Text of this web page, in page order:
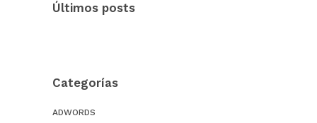
Últimos posts
Categorías
ADWORDS